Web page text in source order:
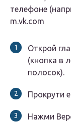
телефоне
m.vk.com
Открой
(кнопка в
полосок).
Прокрути
Нажми